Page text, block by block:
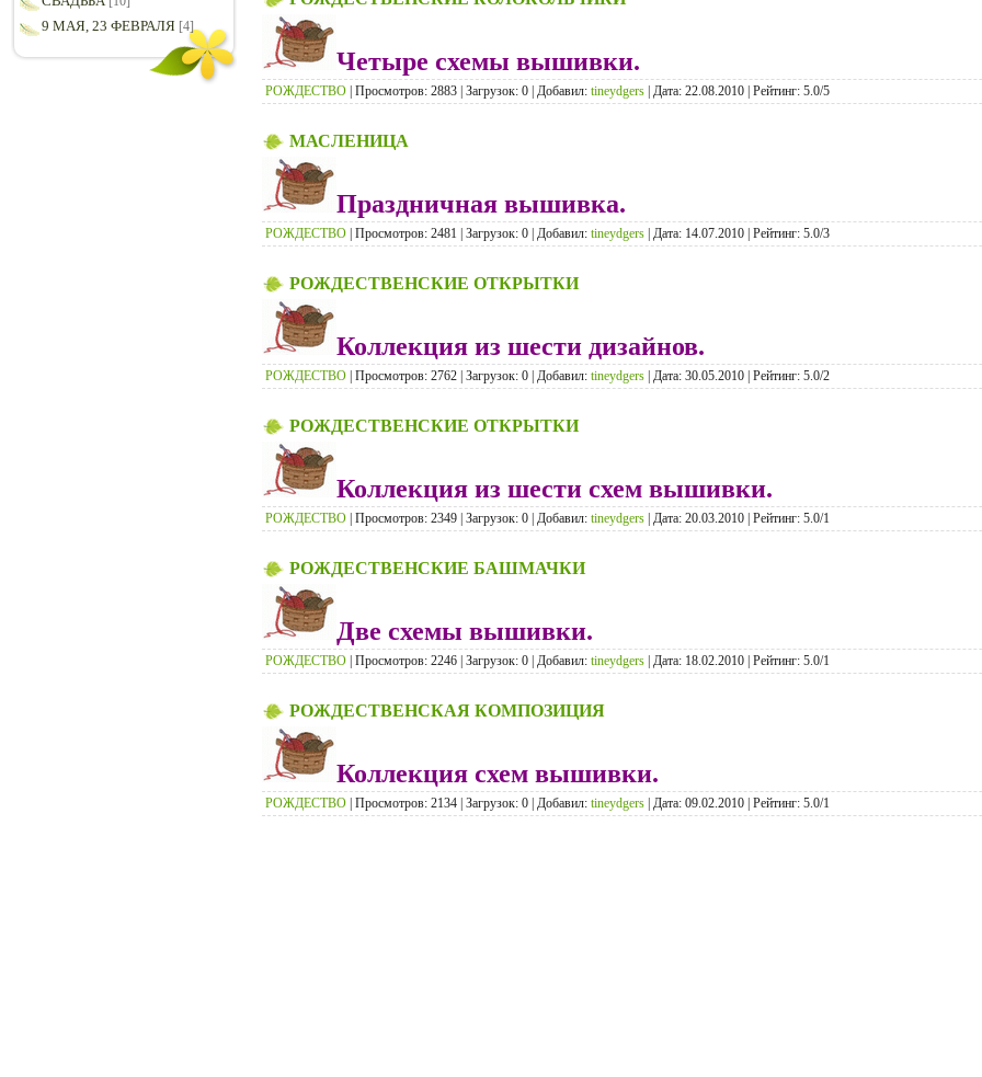
9 МАЯ, 23 ФЕВРАЛЯ [4]
Четыре схемы вышивки.
РОЖДЕСТВО | Просмотров: 2883 | Загрузок: 0 | Добавил: tineydgers | Дата: 22.08.2010 | Рейтинг: 5.0/5
МАСЛЕНИЦА
Праздничная вышивка.
РОЖДЕСТВО | Просмотров: 2481 | Загрузок: 0 | Добавил: tineydgers | Дата: 14.07.2010 | Рейтинг: 5.0/3
РОЖДЕСТВЕНСКИЕ ОТКРЫТКИ
Коллекция из шести дизайнов.
РОЖДЕСТВО | Просмотров: 2762 | Загрузок: 0 | Добавил: tineydgers | Дата: 30.05.2010 | Рейтинг: 5.0/2
РОЖДЕСТВЕНСКИЕ ОТКРЫТКИ
Коллекция из шести схем вышивки.
РОЖДЕСТВО | Просмотров: 2349 | Загрузок: 0 | Добавил: tineydgers | Дата: 20.03.2010 | Рейтинг: 5.0/1
РОЖДЕСТВЕНСКИЕ БАШМАЧКИ
Две схемы вышивки.
РОЖДЕСТВО | Просмотров: 2246 | Загрузок: 0 | Добавил: tineydgers | Дата: 18.02.2010 | Рейтинг: 5.0/1
РОЖДЕСТВЕНСКАЯ КОМПОЗИЦИЯ
Коллекция схем вышивки.
РОЖДЕСТВО | Просмотров: 2134 | Загрузок: 0 | Добавил: tineydgers | Дата: 09.02.2010 | Рейтинг: 5.0/1